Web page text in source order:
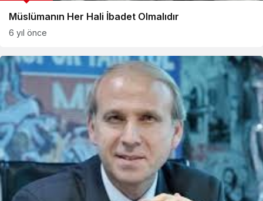
Müslümanın Her Hali İbadet Olmalıdır
6 yıl önce